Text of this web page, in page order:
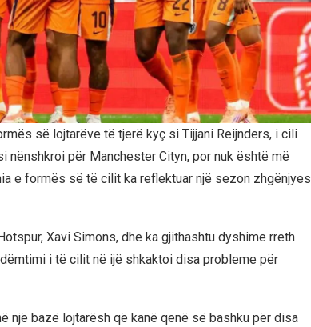
së lojtarëve të tjerë kyç si Tijjani Reijnders, i cili
për Manchester Cityn, por nuk është më
e formës së të cilit ka reflektuar një sezon zhgënjyes
Xavi Simons, dhe ka gjithashtu dyshime rreth
i të cilit në ijë shkaktoi disa probleme për
një bazë lojtarësh që kanë qenë së bashku për disa